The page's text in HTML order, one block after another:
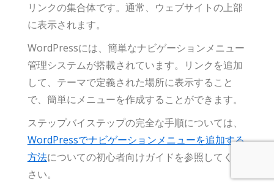
リンクの集合体です。通常、ウェブサイトの上部
に表示されます。
WordPressには、簡単なナビゲーションメニュー
管理システムが搭載されています。リンクを追加
して、テーマで定義された場所に表示すること
で、簡単にメニューを作成することができます。
ステップバイステップの完全な手順については、
WordPressでナビゲーションメニューを追加する
方法についての初心者向けガイドを参照してくだ
さい。